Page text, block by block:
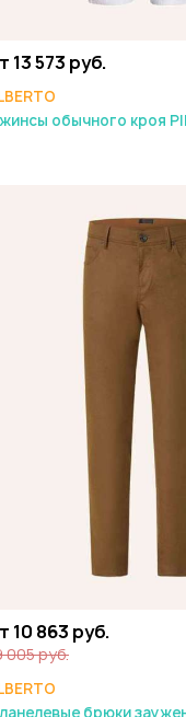
13 573 руб.
обычного кроя
10 863 руб.
005 руб.
брюки